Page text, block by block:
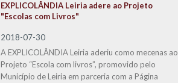
EXPLICOLÂNDIA Leiria adere ao Projeto
"Escolas com Livros"
2018-07-30
A EXPLICOLÂNDIA Leiria aderiu como mecenas ao
Projeto “Escola com livros”, promovido pelo
Município de Leiria em parceria com a Página